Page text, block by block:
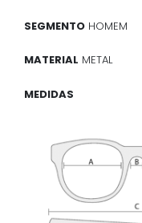
SEGMENTO HOMEM
MATERIAL METAL
MEDIDAS